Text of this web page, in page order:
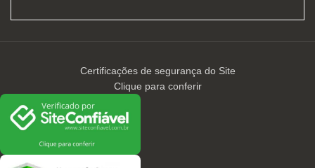
Certificações de segurança do Site
Clique para conferir